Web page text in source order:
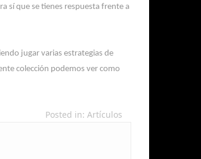
sí que se tienes respuesta frente a
jugar varias estrategias de
colección podemos ver como
Posted in: Artículos